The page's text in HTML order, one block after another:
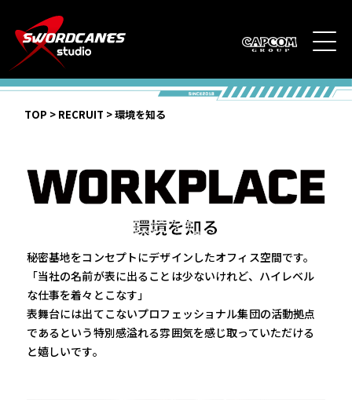
TOP > RECRUIT >環境を知る
環境を知る
秘密基地をコンセプトにデザインしたオフィス空間です。
「当社の名前が表に出ることは少ないけれど、ハイレベル
な仕事を着々とこなす」
表舞台には出てこないプロフェッショナル集団の活動拠点
であるという特別感溢れる雰囲気を感じ取っていただける
と嬉しいです。